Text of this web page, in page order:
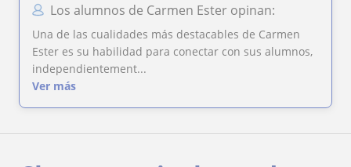
Los alumnos de Carmen Ester opinan:
Una de las cualidades más destacables de Carmen
Ester es su habilidad para conectar con sus alumnos,
independientement...
Ver más